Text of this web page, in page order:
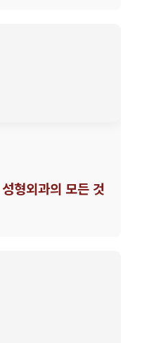
형외과의 모든 것